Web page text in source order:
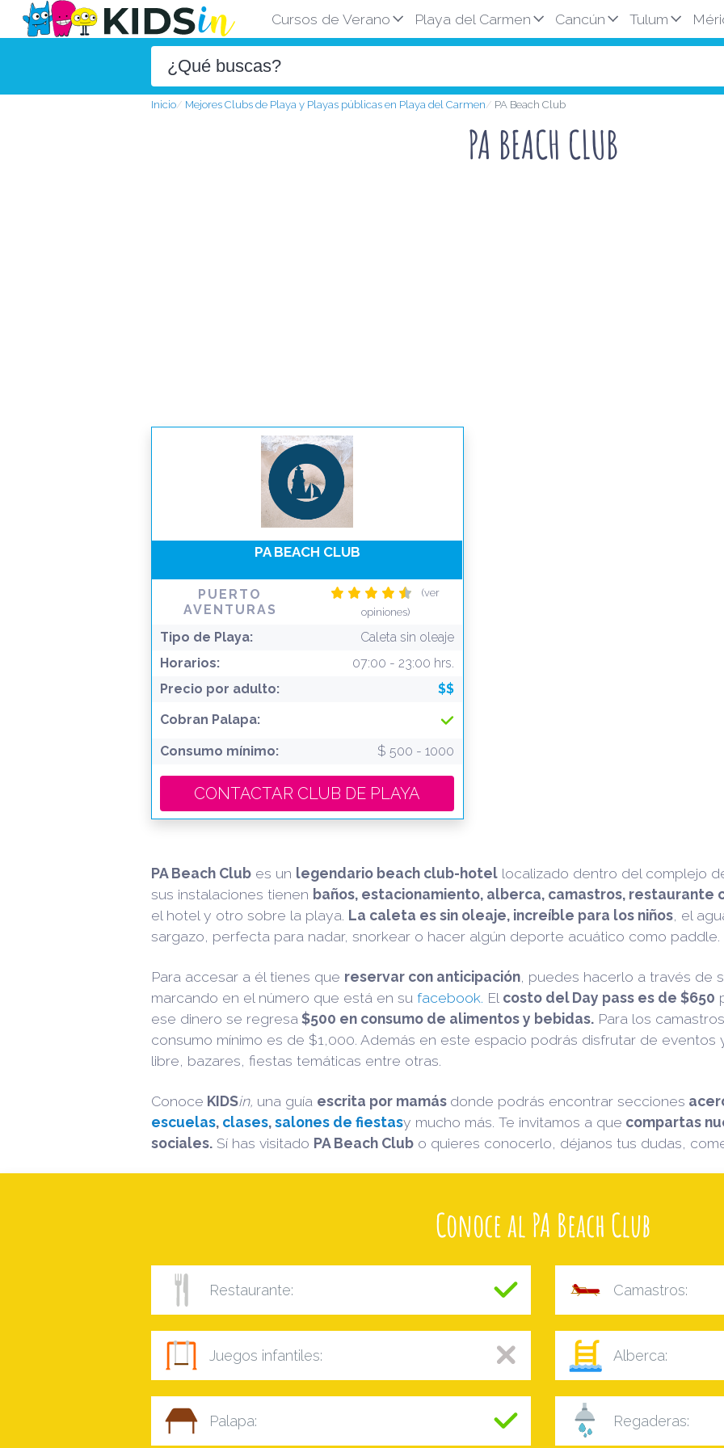
Cursos de Verano Playa del Carmen Cancún Tulum
Inicio Mejores Clubs de Playa y Playas públicas en Playa del Carmen PA Beach Club
PA BEACH CLUB
PA BEACH CLUB
PUERTO
AVENTURAS
(ver
opiniones)
Tipo de Playa:
Caleta sin oleaje
Horarios:
07:00 - 23:00 hrs.
Precio por adulto:
$$
Cobran Palapa:
Consumo mínimo: $ 500 - 1000
CONTACTAR CLUB DE PLAYA
PA Beach Club es un legendario beach club-hotel localizado dentro del complejo
sus instalaciones tienen baños, estacionamiento, alberca, camastros, restaurante
el hotel y otro sobre la playa. La caleta es sin oleaje, increíble para los niños , el
sargazo, perfecta para nadar, snorkear o hacer algún deporte acuático como paddle.
Para accesar a él tienes que reservar con anticipación , puedes hacerlo a través de
marcando en el número que está en su facebook. El costo del Day pass es de $650
ese dinero se regresa $500 en consumo de alimentos y bebidas. Para los
consumo mínimo es de $1,000. Además en este espacio podrás disfrutar de eventos
libre, bazares, fiestas temáticas entre otras.
Conoce KIDSin, una guía escrita por mamás donde podrás encontrar secciones
escuelas, clases,salones de fiestasy mucho más. Te invitamos a que compartas
sociales. Sí has visitado PA Beach Club o quieres conocerlo, déjanos tus dudas,
Conoce al PA Beach Club
Restaurante: Camastros:
Juegos infantiles: Alberca:
Palapa: Regaderas: